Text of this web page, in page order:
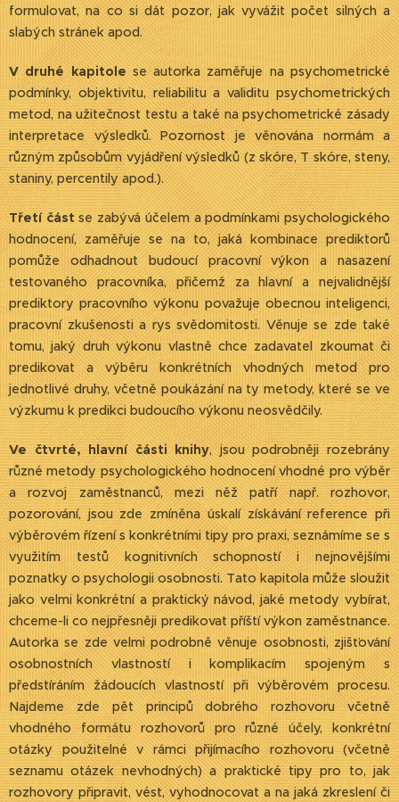
formulovat, na co si dát pozor, jak vyvážit počet silných a
slabých stránek apod.
V druhé kapitolese autorka zaměřuje na psychometrické
podmínky, objektivitu, reliabilitu a validitu psychometrických
metod, na užitečnost testu a také na psychometrické zásady
interpretace výsledků. Pozornost je věnována normám a
různým způsobům vyjádření výsledků (z skóre, T skóre, steny,
staniny, percentily apod.).
Třetí část se zabývá účelem a podmínkami psychologického
hodnocení, zaměřuje se na to, jaká kombinace prediktorů
pomůže odhadnout budoucí pracovní výkon a nasazení
testovaného pracovníka, přičemž za hlavní a nejvalidnější
prediktory pracovního výkonu považuje obecnou inteligenci,
pracovní zkušenosti a rys svědomitosti. Věnuje se zde také
tomu, jaký druh výkonu vlastně chce zadavatel zkoumat či
predikovat a výběru konkrétních vhodných metod pro
jednotlivé druhy, včetně poukázání na ty metody, které se ve
výzkumu k predikci budoucího výkonu neosvědčily.
Ve čtvrté, hlavní části knihy, jsou podrobněji rozebrány
různé metody psychologického hodnocení vhodné pro výběr
a rozvoj zaměstnanců, mezi něž patří např. rozhovor,
pozorování, jsou zde zmíněna úskalí získávání reference při
výběrovém řízení s konkrétními tipy pro praxi, seznámíme se s
využitím testů kognitivních schopností i nejnovějšími
poznatky o psychologii osobnosti. Tato kapitola může sloužit
jako velmi konkrétní a praktický návod, jaké metody vybírat,
chceme-li co nejpřesněji predikovat příští výkon zaměstnance.
Autorka se zde velmi podrobně věnuje osobnosti, zjišťování
osobnostních vlastností i komplikacím spojeným s
předstíráním žádoucích vlastností při výběrovém procesu.
Najdeme zde pět principů dobrého rozhovoru včetně
vhodného formátu rozhovorů pro různé účely, konkrétní
otázky použitelné v rámci přijímacího rozhovoru (včetně
seznamu otázek nevhodných) a praktické tipy pro to, jak
rozhovory připravit, vést, vyhodnocovat a na jaká zkreslení či